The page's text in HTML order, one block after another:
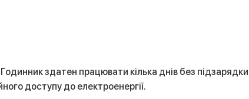
здатен працювати кілька днів без
доступу до електроенергії.